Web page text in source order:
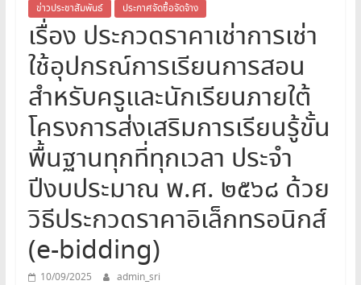
พื้นที่
การ
ศึกษา
มัธยมศึกษา
สระบุรี
ข่าวประชาสัมพันธ์ ประกาศจัดซื้อจัดจ้าง
เรื่อง ประกวดราคาเช่าการเช่า
ใช้อุปกรณ์การเรียนการสอน
สำหรับครูและนักเรียนภายใต้
โครงการส่งเสริมการเรียนรู้ขั้น
พื้นฐานทุกที่ทุกเวลา ประจำ
ปีงบประมาณ พ.ศ. ๒๕๖๘ ด้วย
วิธีประกวดราคาอิเล็กทรอนิกส์
(e-bidding)
10/09/2025 admin_sri